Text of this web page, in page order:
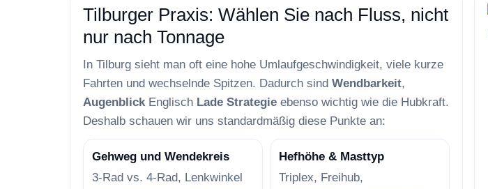
Tilburger Praxis: Wählen Sie nach Fluss, nicht
nur nach Tonnage
In Tilburg sieht man oft eine hohe Umlaufgeschwindigkeit, viele kurze
Fahrten und wechselnde Spitzen. Dadurch sind Wendbarkeit,
AugenblickEnglisch Lade Strategie ebenso wichtig wie die Hubkraft.
Deshalb schauen wir uns standardmäßig diese Punkte an:
Gehweg und Wendekreis
3-Rad vs. 4-Rad, Lenkwinkel
Hefhöhe & Masttyp
Triplex, Freihub,